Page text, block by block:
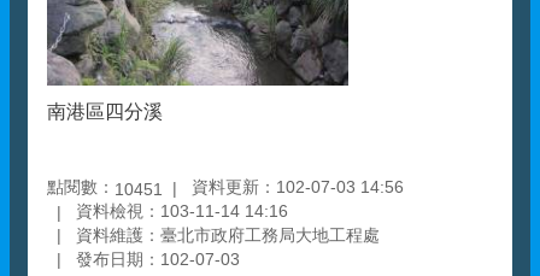
南港區四分溪
點閱數： 10451
資料更新：102-07-03 14:56
資料檢視：103-11-14 14:16
資料維護：臺北市政府工務局大地工程處
發布日期：102-07-03